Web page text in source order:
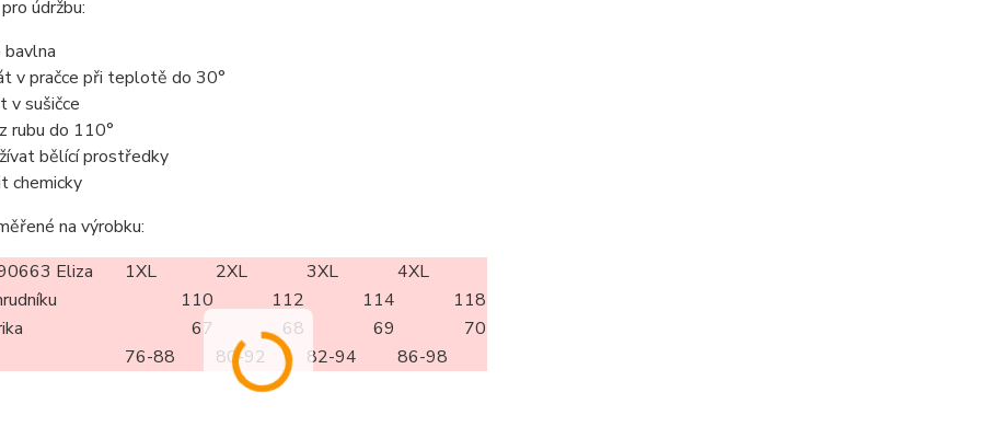
údržbu:
v pračce při teplotě do 30°
v sušičce
rubu do 110°
bělící prostředky
chemicky
na výrobku:
Eliza
1XL 2XL 3XL
4XL
110 112 114
118
67 68 69
70
76-88 80-92 82-94 86-98